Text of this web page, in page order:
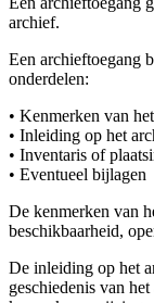
archief.
Een archieftoegang
onderdelen:
• Kenmerken van
• Inleiding op het
• Inventaris of
• Eventueel bijlagen
De kenmerken van
beschikbaarheid,
De inleiding op het
geschiedenis van